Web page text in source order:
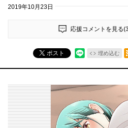
2019年10月23日
応援コメントを見る(
ポスト 埋め込む